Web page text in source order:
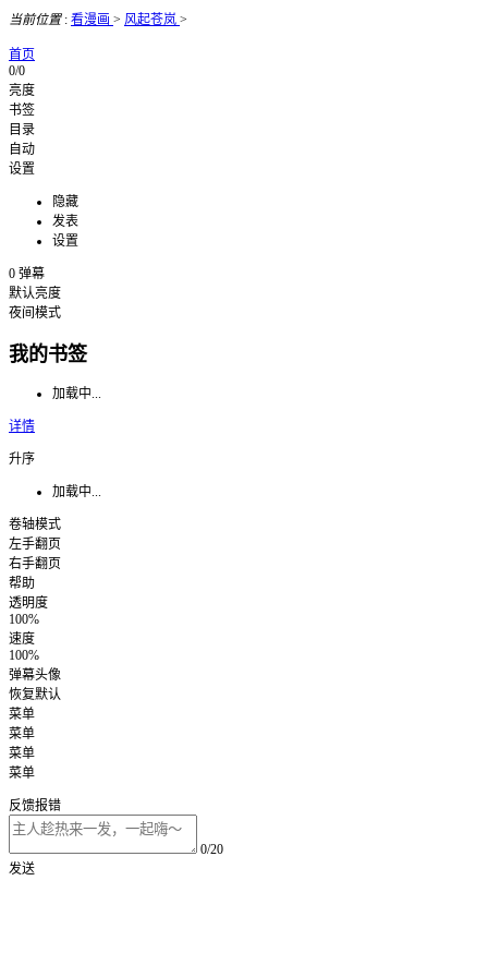
当前位置: 看漫画 > 风起苍岚 >
首页
0/0
亮度
书签
目录
自动
设置
隐藏
发表
设置
0 弹幕
默认亮度
夜间模式
我的书签
加载中...
详情
升序
加载中...
卷轴模式
左手翻页
右手翻页
帮助
透明度
100%
速度
100%
弹幕头像
恢复默认
菜单
菜单
菜单
菜单
反馈报错
0/20
发送